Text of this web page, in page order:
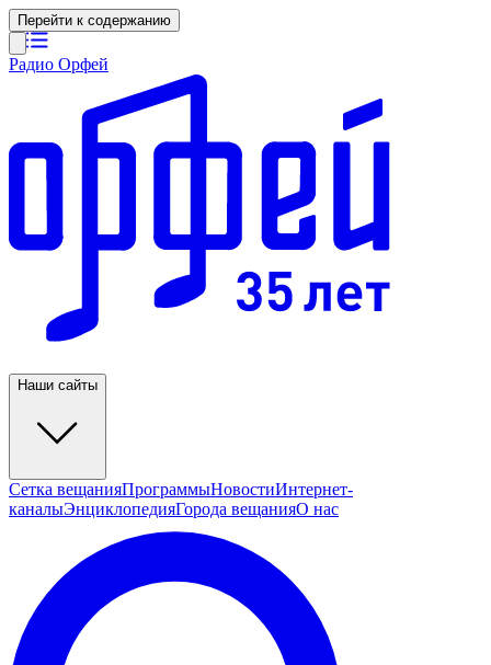
Перейти к содержанию
Радио Орфей
Наши сайты
Сетка вещанияПрограммыНовостиИнтернет-
каналыЭнциклопедияГорода вещанияО нас